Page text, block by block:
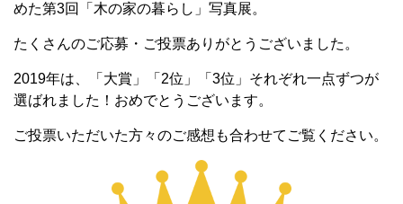
めた第3回「木の家の暮らし」写真展。
たくさんのご応募・ご投票ありがとうございました。
2019年は、「大賞」「2位」「3位」それぞれ一点ずつが
選ばれました！おめでとうございます。
ご投票いただいた方々のご感想も合わせてご覧ください。